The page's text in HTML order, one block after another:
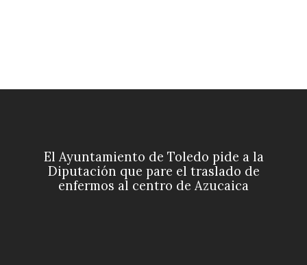
El Ayuntamiento de Toledo pide a la
Diputación que pare el traslado de
enfermos al centro de Azucaica